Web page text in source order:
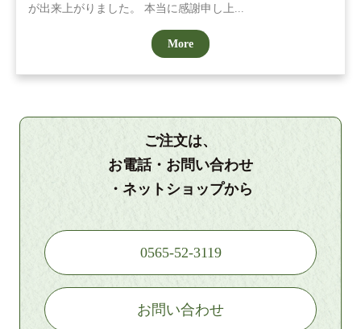
が出来上がりました。 本当に感謝申し上...
More
ご注文は、
お電話・お問い合わせ
・ネットショップから
0565-52-3119
お問い合わせ